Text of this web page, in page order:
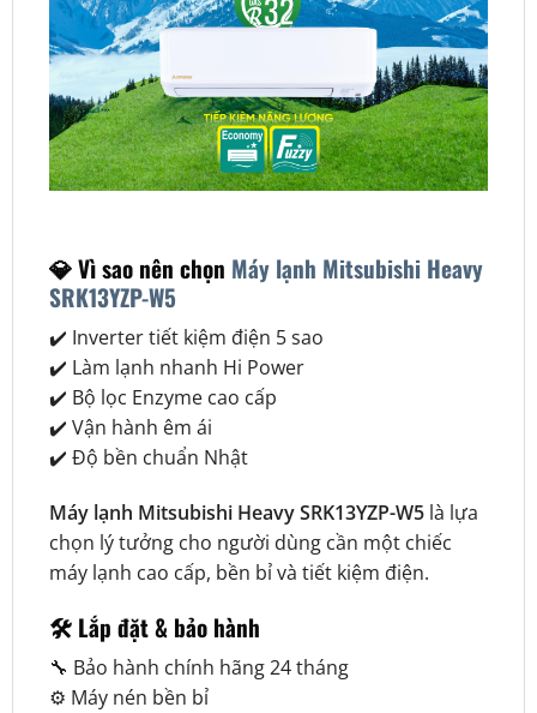
💎 Vì sao nên chọn Máy lạnh Mitsubishi Heavy
SRK13YZP-W5
✔️ Inverter tiết kiệm điện 5 sao
✔️ Làm lạnh nhanh Hi Power
✔️ Bộ lọc Enzyme cao cấp
✔️ Vận hành êm ái
✔️ Độ bền chuẩn Nhật
Máy lạnh Mitsubishi Heavy SRK13YZP-W5là lựa
chọn lý tưởng cho người dùng cần một chiếc
máy lạnh cao cấp, bền bỉ và tiết kiệm điện.
🛠️ Lắp đặt & bảo hành
🔧 Bảo hành chính hãng 24 tháng
⚙️ Máy nén bền bỉ